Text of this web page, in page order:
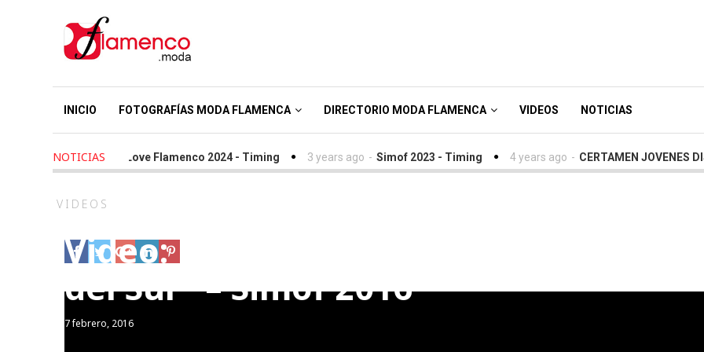
INICIO FOTOGRAFÍAS MODA FLAMENCA DIRECTORIO MODA FLAMENCA VIDEOS NOTICIAS
NOTICIAS
2 years ago - We Love Flamenco 2024 - Timing 3 years ago - Simof 2023 - Timing 4 years ago - CERTAMEN JOVENES
VIDEOS
Video: Rosapeula Moda Flamenca “Soy
del Sur” – Simof 2016
7 febrero, 2016